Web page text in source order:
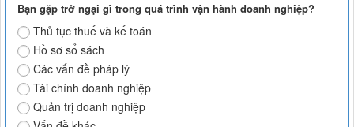
Bạn gặp trở ngại gì trong quá trình vận hành doanh nghiệp?
Thủ tục thuế và kế toán
Hồ sơ sổ sách
Các vấn đề pháp lý
Tài chính doanh nghiệp
Quản trị doanh nghiệp